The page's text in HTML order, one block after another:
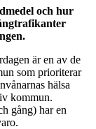
och hur
är en av de
som prioriterar
hälsa
kommun.
gång) har en